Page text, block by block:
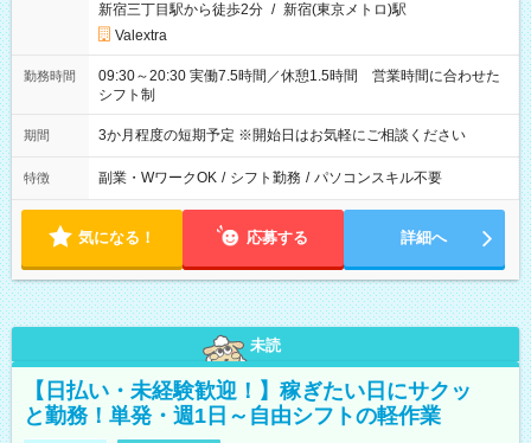
新宿三丁目駅から徒歩2分 / 新宿(東京メトロ)駅
Valextra
勤務時間
09:30～20:30 実働7.5時間／休憩1.5時間 営業時間に合わせた
シフト制
期間 3か月程度の短期予定 ※開始日はお気軽にご相談ください
特徴 副業・WワークOK / シフト勤務 / パソコンスキル不要
気になる！ 応募する 詳細へ
未読
【日払い・未経験歓迎！】稼ぎたい日にサクッ
と勤務！単発・週1日～自由シフトの軽作業